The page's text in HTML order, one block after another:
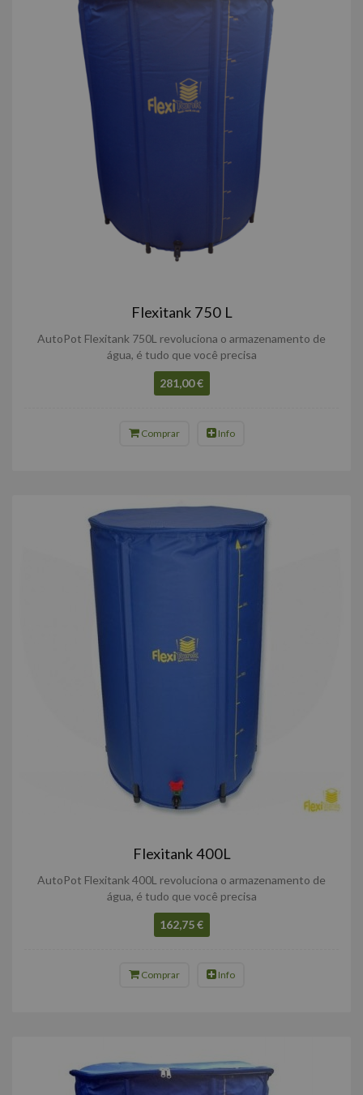
Flexitank 750 L
AutoPot Flexitank 750L revoluciona o armazenamento de
água, é tudo que você precisa
281,00 €
Comprar Info
Flexitank 400L
AutoPot Flexitank 400L revoluciona o armazenamento de
água, é tudo que você precisa
162,75 €
Comprar Info